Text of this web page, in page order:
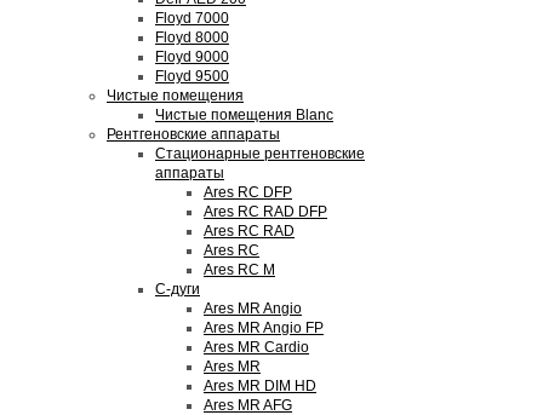
Floyd 7000
Floyd 8000
Floyd 9000
Floyd 9500
Чистые помещения
Чистые помещения Blanc
Рентгеновские аппараты
Стационарные рентгеновские
аппараты
Ares RC DFP
Ares RC RAD DFP
Ares RC RAD
Ares RC
Ares RC M
С-дуги
Ares MR Angio
Ares MR Angio FP
Ares MR Cardio
Ares MR
Ares MR DIM HD
Ares MR AFG